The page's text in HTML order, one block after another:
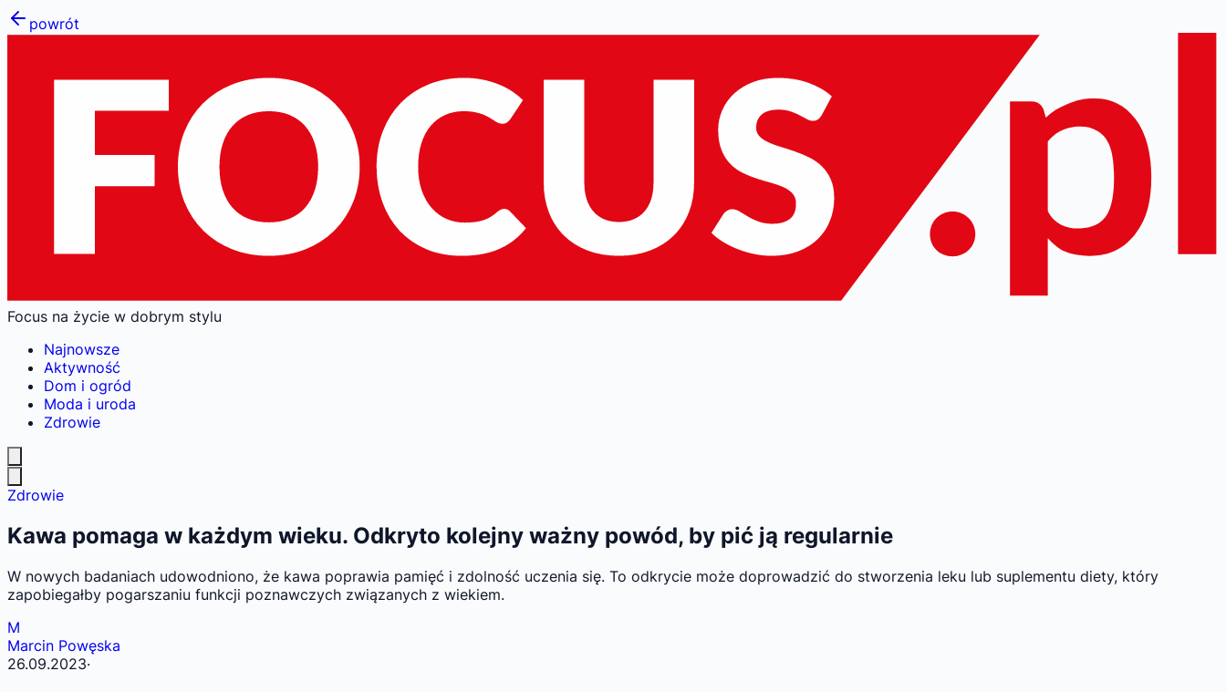
powrót
Focus na życie w dobrym stylu
Najnowsze
Aktywność
Dom i ogród
Moda i uroda
Zdrowie
Zdrowie
Kawa pomaga w każdym wieku. Odkryto kolejny ważny powód, by pić ją regularnie
W nowych badaniach udowodniono, że kawa poprawia pamięć i zdolność uczenia się. To odkrycie może doprowadzić do stworzenia leku lub suplementu diety, który
zapobiegałby pogarszaniu funkcji poznawczych związanych z wiekiem.
M
Marcin Powęska
26.09.2023·